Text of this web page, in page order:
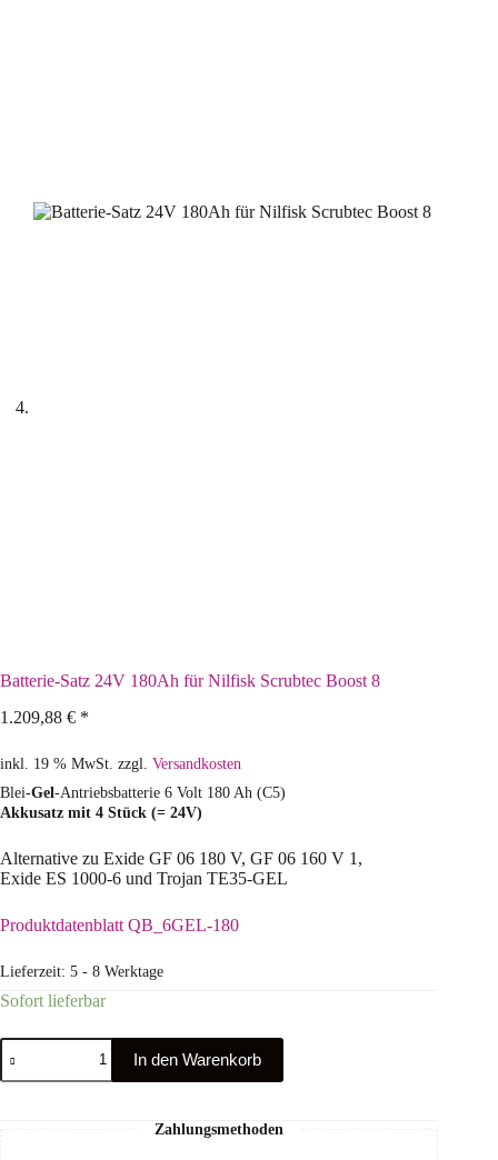
Batterie-Satz 24V 180Ah für Nilfisk Scrubtec Boost 8
1.209,88 € *
inkl. 19 % MwSt. zzgl. Versandkosten
Blei-Gel-Antriebsbatterie 6 Volt 180 Ah (C5)
Akkusatz mit 4 Stück (= 24V)
Alternative zu Exide GF 06 180 V, GF 06 160 V 1,
Exide ES 1000-6 und Trojan TE35-GEL
Produktdatenblatt QB_6GEL-180
Lieferzeit: 5 - 8 Werktage
Sofort lieferbar
In den Warenkorb
Zahlungsmethoden